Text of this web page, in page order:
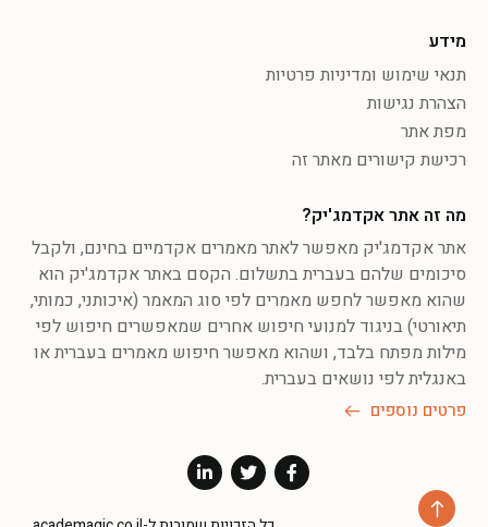
מידע
תנאי שימוש ומדיניות פרטיות
הצהרת נגישות
מפת אתר
רכישת קישורים מאתר זה
מה זה אתר אקדמג'יק?
אתר אקדמג'יק מאפשר לאתר מאמרים אקדמיים בחינם, ולקבל
סיכומים שלהם בעברית בתשלום. הקסם באתר אקדמג'יק הוא
שהוא מאפשר לחפש מאמרים לפי סוג המאמר (איכותני, כמותי,
תיאורטי) בניגוד למנועי חיפוש אחרים שמאפשרים חיפוש לפי
מילות מפתח בלבד, ושהוא מאפשר חיפוש מאמרים בעברית או
באנגלית לפי נושאים בעברית.
פרטים נוספים